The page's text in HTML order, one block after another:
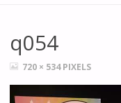
q054
FULL720 × 534PIXELS